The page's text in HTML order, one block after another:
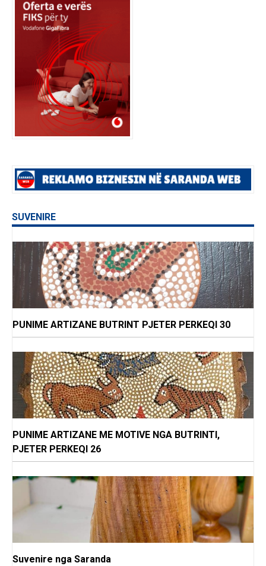
SUVENIRE
PUNIME ARTIZANE BUTRINT PJETER PERKEQI 30
PUNIME ARTIZANE ME MOTIVE NGA BUTRINTI,
PJETER PERKEQI 26
Suvenire nga Saranda